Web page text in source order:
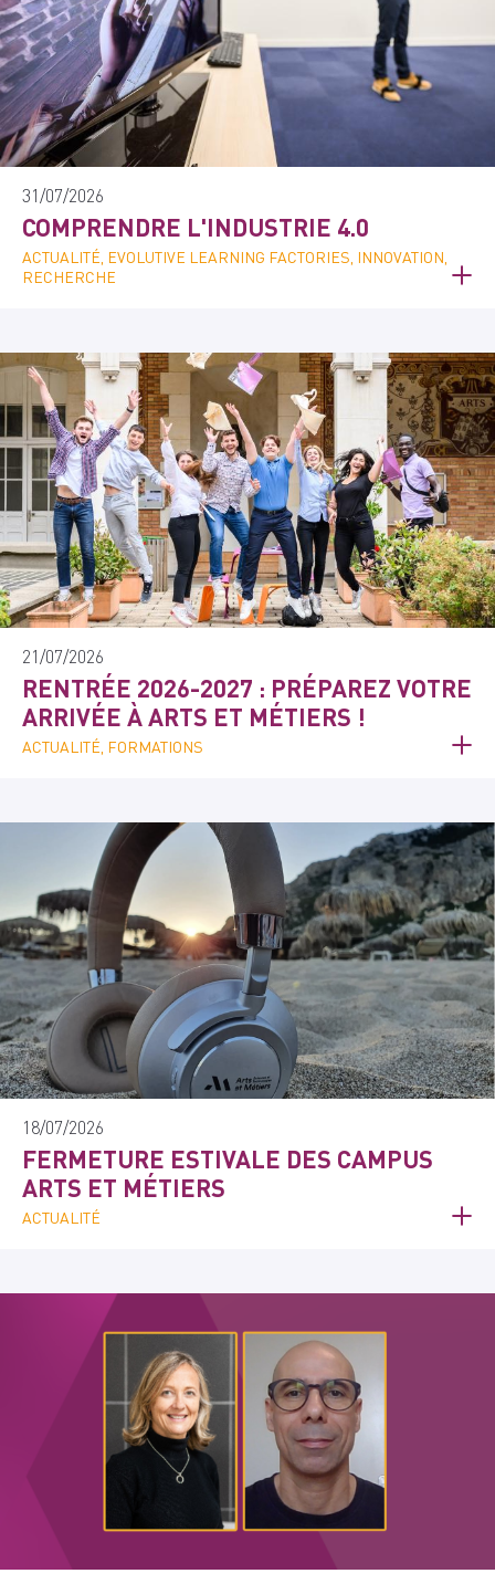
31/07/2026
COMPRENDRE L'INDUSTRIE 4.0
ACTUALITÉ, EVOLUTIVE LEARNING FACTORIES, INNOVATION,
RECHERCHE
21/07/2026
RENTRÉE 2026-2027 : PRÉPAREZ VOTRE
ARRIVÉE À ARTS ET MÉTIERS !
ACTUALITÉ, FORMATIONS
18/07/2026
FERMETURE ESTIVALE DES CAMPUS
ARTS ET MÉTIERS
ACTUALITÉ